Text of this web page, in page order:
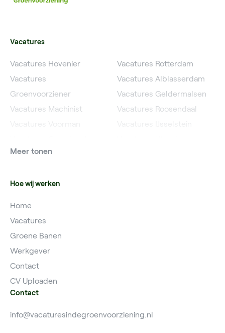
Vacatures
Vacatures Hovenier
Vacatures
Groenvoorziener
Vacatures Machinist
Vacatures Planner
Vacatures Rotterdam
Vacatures Alblasserdam
Vacatures Geldermalsen
Vacatures Roosendaal
Meer tonen
Hoe wij werken
Home
Vacatures
Groene Banen
Werkgever
Contact
CV Uploaden
Contact
info@vacaturesindegroenvoorziening.nl